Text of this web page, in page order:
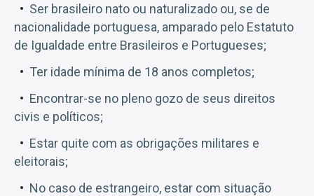
Ser brasileiro nato ou naturalizado ou, se de
nacionalidade portuguesa, amparado pelo Estatuto
de Igualdade entre Brasileiros e Portugueses;
Ter idade mínima de 18 anos completos;
Encontrar-se no pleno gozo de seus direitos
civis e políticos;
Estar quite com as obrigações militares e
eleitorais;
No caso de estrangeiro, estar com situação